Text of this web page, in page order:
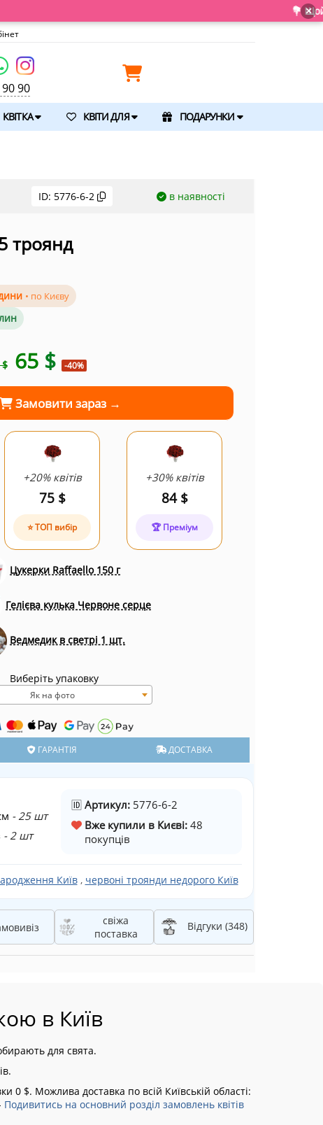
💐 Щойно отримали ×
90
КВІТКА КВІТИ ДЛЯ ПОДАРУНКИ
ID: 5776-6-2 в наявності
троянд
• по Києву
65 $ -40%
Замовити зараз →
+20% квітів
75 $
⭐ ТОП вибір
+30% квітів
84 $
🏆 Преміум
Цукерки Raffaello 150 г
Гелієва кулька Червоне серце
Ведмедик в светрі 1 шт.
Виберіть упаковку
Як на фото
ГАРАНТІЯ ДОСТАВКА
- 25 шт
- 2 шт
🆔 Артикул: 5776-6-2
Вже купили в Києві: 48
покупців
Київ, червоні троянди недорого Київ
свіжа
поставка
Відгуки (348)
в Київ
для свята.
$. Можлива доставка по всій Київській області:
Подивитись на основний розділ замовлень квітів